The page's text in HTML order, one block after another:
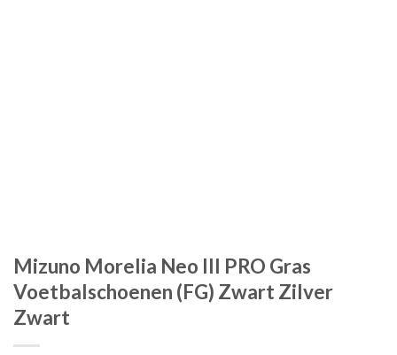
Mizuno Morelia Neo III PRO Gras
Voetbalschoenen (FG) Zwart Zilver
Zwart